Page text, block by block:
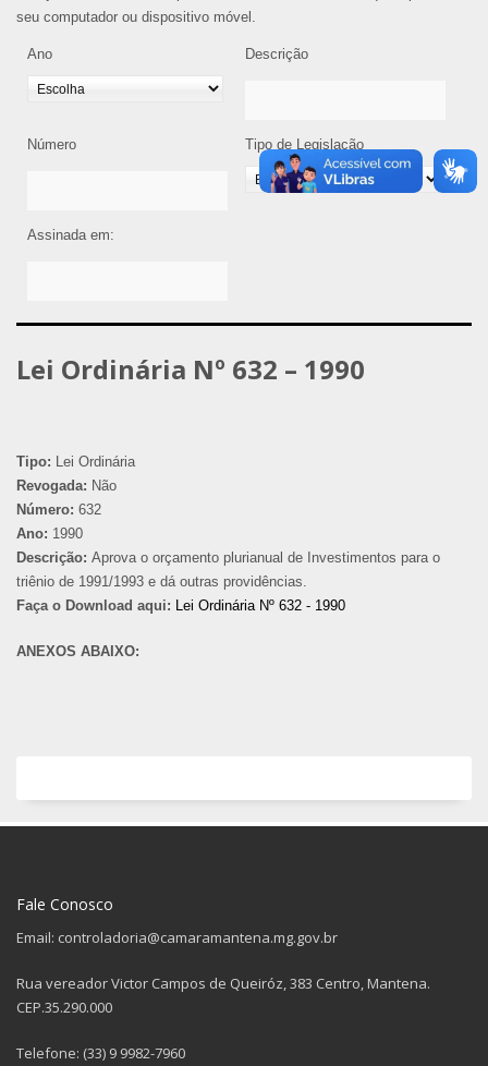
seu computador ou dispositivo móvel.
Ano Descrição
Número Tipo de Legislação
Assinada em:
Lei Ordinária Nº 632 – 1990
Tipo: Lei Ordinária
Revogada: Não
Número: 632
Ano: 1990
Descrição: Aprova o orçamento plurianual de Investimentos para o
triênio de 1991/1993 e dá outras providências.
Faça o Download aqui: Lei Ordinária Nº 632 - 1990
ANEXOS ABAIXO:
Fale Conosco
Email: controladoria@camaramantena.mg.gov.br
Rua vereador Victor Campos de Queiróz, 383 Centro, Mantena.
CEP.35.290.000
Telefone: (33) 9 9982-7960